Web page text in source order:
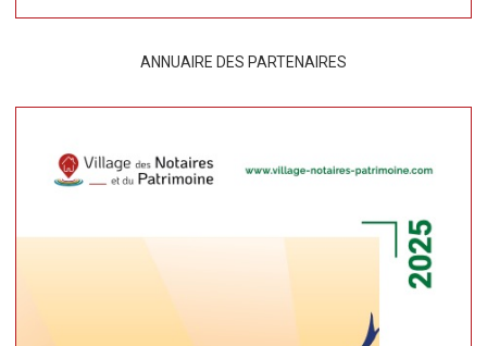
ANNUAIRE DES PARTENAIRES